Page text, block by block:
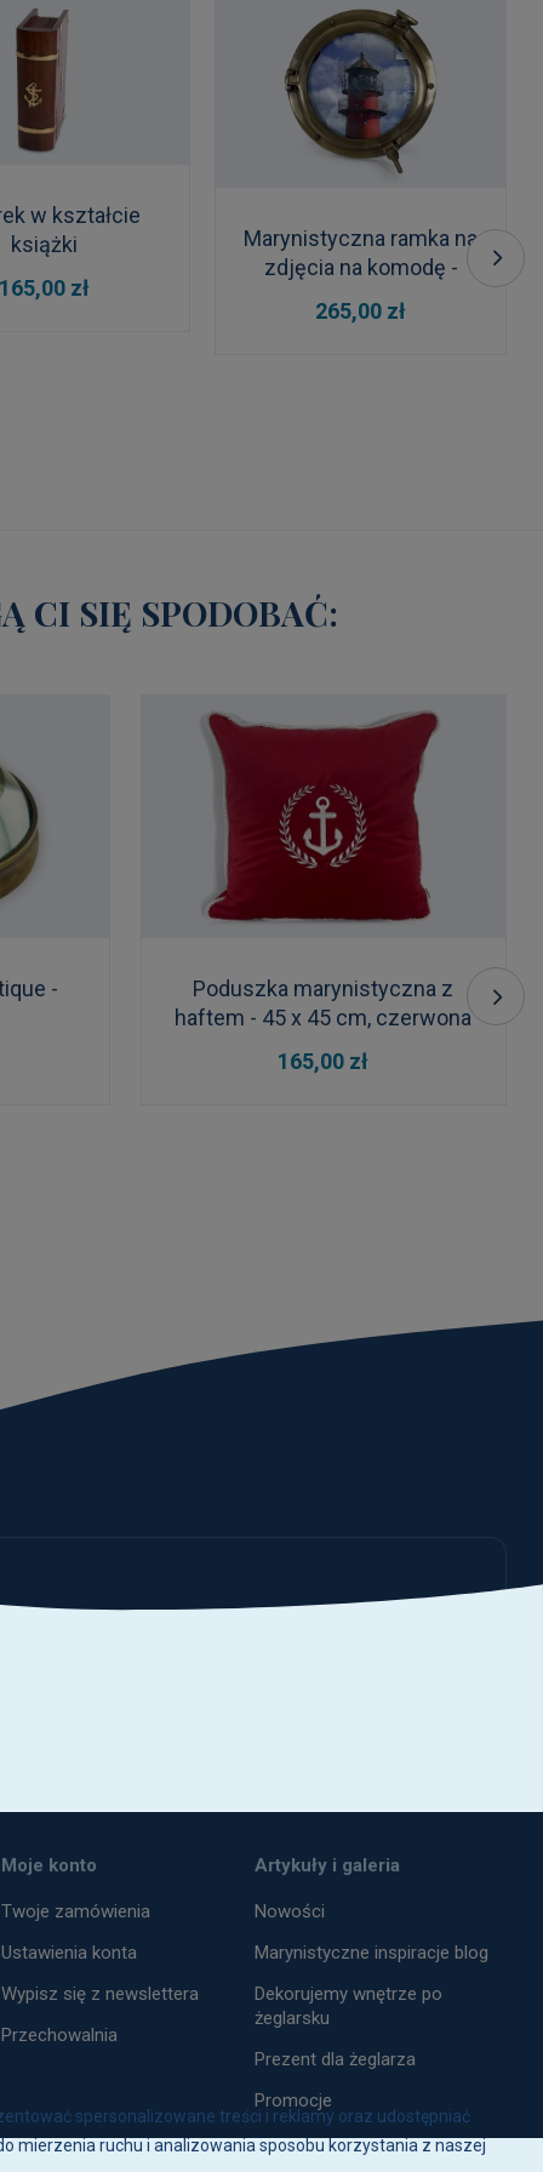
w kształcie
książki
165,00 zł
KOSZYKA
Marynistyczna ramka na
zdjęcia na komodę -
265,00 zł
DO KOSZYKA
CI SIĘ SPODOBAĆ:
-
Poduszka marynistyczna z
haftem - 45 x 45 cm, czerwona
165,00 zł
DO KOSZYKA
Moje konto
Twoje zamówienia
Ustawienia konta
Wypisz się z newslettera
Przechowalnia
Artykuły i galeria
Nowości
Marynistyczne inspiracje blog
Dekorujemy wnętrze po
żeglarsku
Prezent dla żeglarza
Promocje
spersonalizowane treści i reklamy oraz udostępniać
mierzenia ruchu i analizowania sposobu korzystania z naszej